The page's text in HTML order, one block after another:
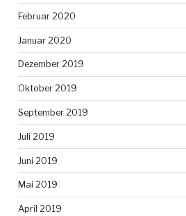
Februar 2020
Januar 2020
Dezember 2019
Oktober 2019
September 2019
Juli 2019
Juni 2019
Mai 2019
April 2019